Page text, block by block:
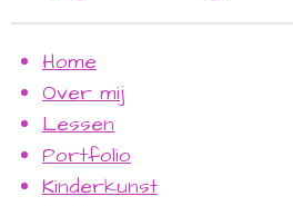
Home
Over mij
Lessen
Portfolio
Kinderkunst